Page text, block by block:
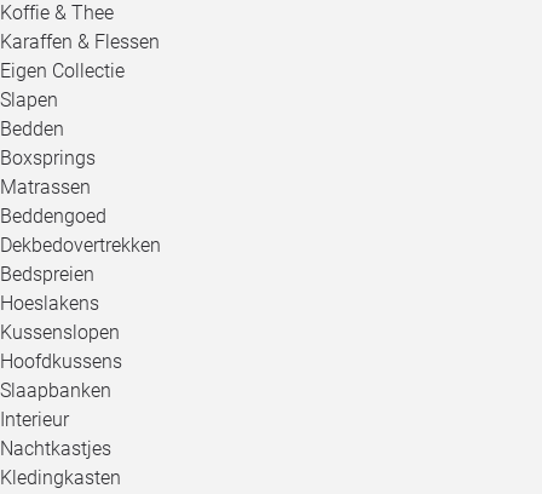
Koffie & Thee
Karaffen & Flessen
Eigen Collectie
Slapen
Bedden
Boxsprings
Matrassen
Beddengoed
Dekbedovertrekken
Bedspreien
Hoeslakens
Kussenslopen
Hoofdkussens
Slaapbanken
Interieur
Nachtkastjes
Kledingkasten